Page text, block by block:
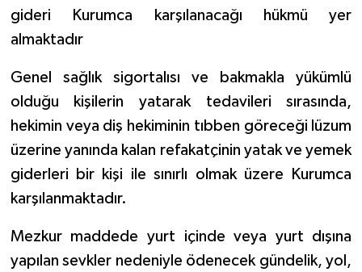
gideri Kurumca karşılanacağı hükmü yer
almaktadır
Genel sağlık sigortalısı ve bakmakla yükümlü
olduğu kişilerin yatarak tedavileri sırasında,
hekimin veya diş hekiminin tıbben göreceği lüzum
üzerine yanında kalan refakatçinin yatak ve yemek
giderleri bir kişi ile sınırlı olmak üzere Kurumca
karşılanmaktadır.
Mezkur maddede yurt içinde veya yurt dışına
yapılan sevkler nedeniyle ödenecek gündelik, yol,